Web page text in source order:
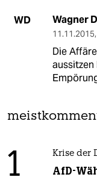
WD Wagner
11.11.2015,
Die
1 Krise der
AfD-